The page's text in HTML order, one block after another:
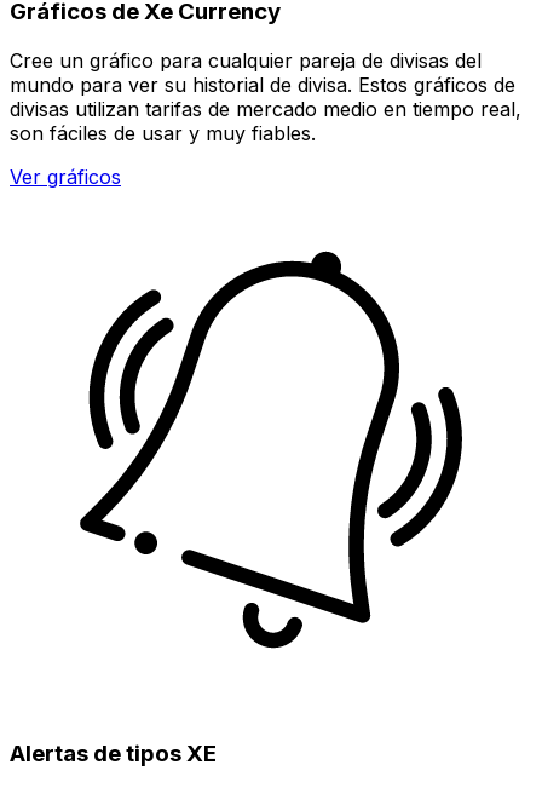
Gráficos de Xe Currency
Cree un gráfico para cualquier pareja de divisas del
mundo para ver su historial de divisa. Estos gráficos de
divisas utilizan tarifas de mercado medio en tiempo real,
son fáciles de usar y muy fiables.
Ver gráficos
Alertas de tipos XE